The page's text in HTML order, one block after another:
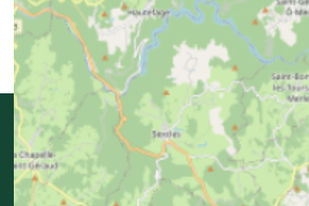
Ce contenu vous a été utile
Ce contenu ne vous a pas été utile
Partager ce contenu
Partager sur Facebook (nouvelle
Partager sur X / Twitter (nouvelle
Partager sur WhatsApp
Partager par mail
Bastides & Gorges de l’Aveyron
Promenade du Guiraudet
12200 Villefranche-de-Rouergue